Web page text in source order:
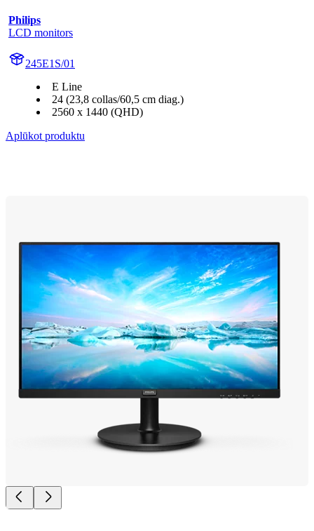
Philips
LCD monitors
245E1S/01
E Line
24 (23,8 collas/60,5 cm diag.)
2560 x 1440 (QHD)
Aplūkot produktu